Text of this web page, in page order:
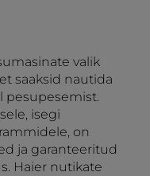
valik
saaksid nautida
pesupesemist.
isegi
on
ja garanteeritud
Haier nutikate